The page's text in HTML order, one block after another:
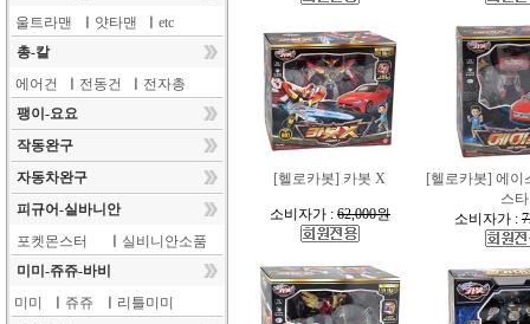
울트라맨
얏타맨
etc
총-칼
에어건
전동건
전자총
팽이-요요
작동완구
자동차완구
피규어-실바니안
포켓몬스터
실비니안소품
미미-쥬쥬-바비
미미
쥬쥬
리틀미미
[헬로카봇] 카봇 X
소비자가 : 62,000원
[헬로카봇] 에이
스타
소비자가 :